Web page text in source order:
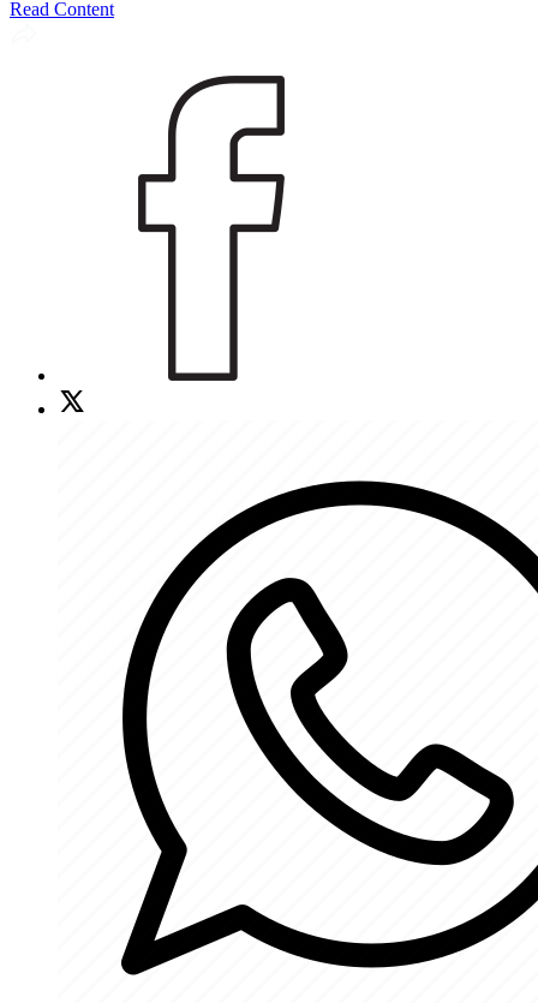
Read Content